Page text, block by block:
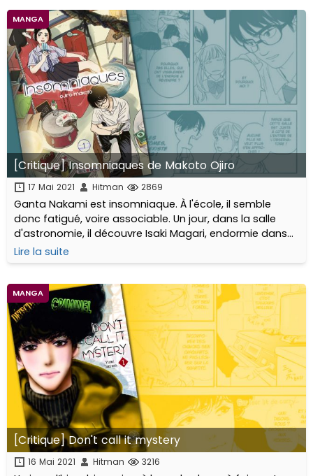
MANGA
[Critique] Insomniaques de Makoto Ojiro
17 Mai 2021 Hitman 2869
Ganta Nakami est insomniaque. À l'école, il semble
donc fatigué, voire associable. Un jour, dans la salle
d'astronomie, il découvre Isaki Magari, endormie dans
un coin. Insomniaque comme lui, mais bien plus
sociable...
Lire la suite
MANGA
[Critique] Don't call it mystery
16 Mai 2021 Hitman 3216